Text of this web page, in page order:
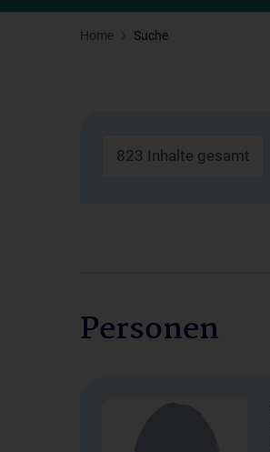
Home Suche
823 Inhalte gesamt
Personen